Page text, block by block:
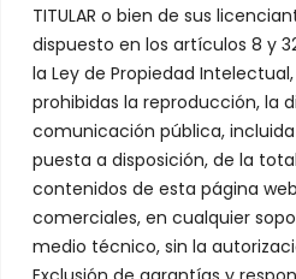
TITULAR o bien de sus
dispuesto en los artículos 8 y
la Ley de Propiedad
prohibidas la reproducción, la
comunicación pública,
puesta a disposición, de la
contenidos de esta página
comerciales, en cualquier
medio técnico, sin la